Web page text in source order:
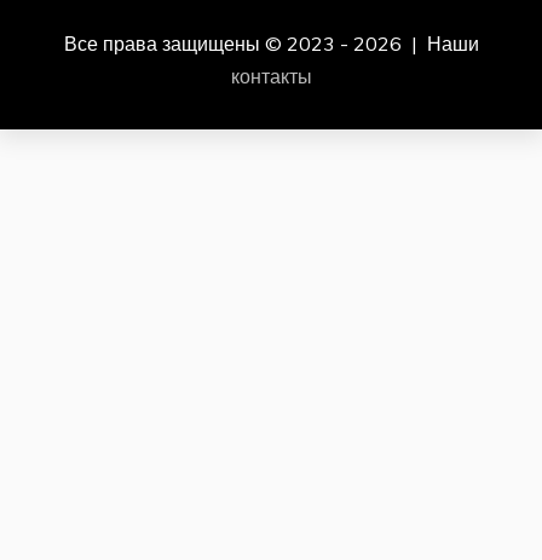
Все права защищены © 2023 - 2026 | Наши
контакты